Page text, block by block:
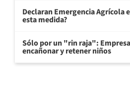
Declaran Emergencia Agrícola
esta medida?
Sólo por un "rin raja":
encañonar y retener niños